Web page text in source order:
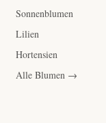
Sonnenblumen
Lilien
Hortensien
Alle Blumen →